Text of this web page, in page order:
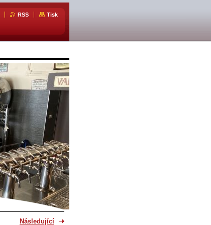
RSS Tisk
Následující